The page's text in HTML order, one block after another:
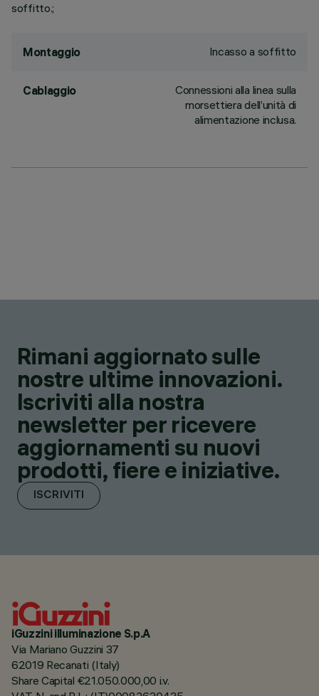
soffitto.;
Montaggio Incasso a soffitto
Cablaggio
Connessioni alla linea sulla
morsettiera dell’unità di
alimentazione inclusa.
Rimani aggiornato sulle
nostre ultime innovazioni.
Iscriviti alla nostra
newsletter per ricevere
aggiornamenti su nuovi
prodotti, fiere e iniziative.
ISCRIVITI
iGuzzini illuminazione S.p.A
Via Mariano Guzzini 37
62019 Recanati (Italy)
Share Capital €21.050.000,00 i.v.